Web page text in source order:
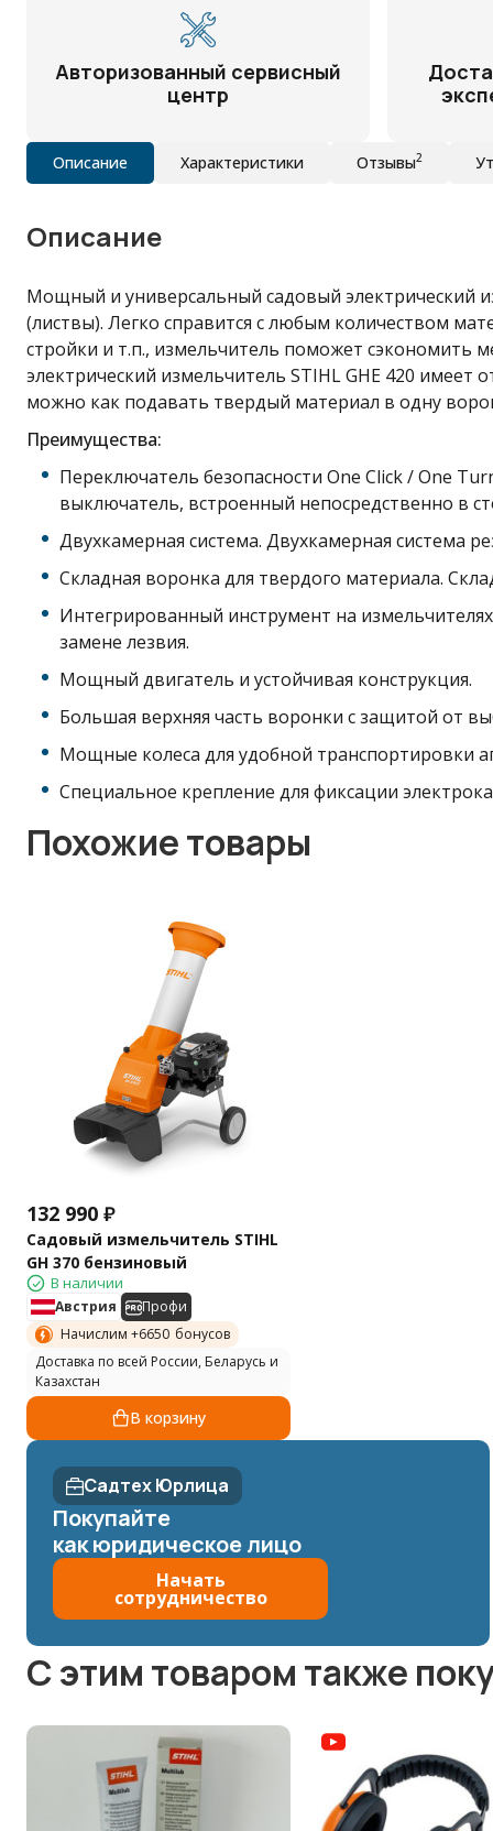
Авторизованный сервисный
центр
Описание Характеристики Отзывы2
Описание
Мощный и универсальный садовый электрический
(листвы). Легко справится с любым количеством
стройки и т.п., измельчитель поможет сэкономить
электрический измельчитель STIHL GHE 420
можно как подавать твердый материал в одну
Преимущества:
Переключатель безопасности One Click / One
выключатель, встроенный непосредственно в
Двухкамерная система. Двухкамерная система
Складная воронка для твердого материала.
Интегрированный инструмент на
замене лезвия.
Мощный двигатель и устойчивая конструкция.
Большая верхняя часть воронки с защитой от
Мощные колеса для удобной транспортировки
Специальное крепление для фиксации
Похожие товары
132 990 ₽
Садовый измельчитель STIHL
GH 370 бензиновый
В наличии
Австрия
Профи
Начислим +6650 бонусов
Доставка по всей России, Беларусь и
Казахстан
В корзину
Садтех Юрлица
Покупайте
как юридическое лицо
Начать
сотрудничество
C этим товаром также